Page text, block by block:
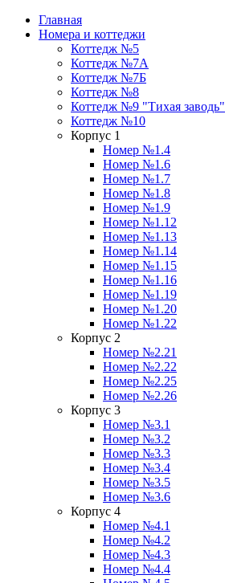
Главная
Номера и коттеджи
Коттедж №5
Коттедж №7А
Коттедж №7Б
Коттедж №8
Коттедж №9 "Тихая заводь"
Коттедж №10
Корпус 1
Номер №1.4
Номер №1.6
Номер №1.7
Номер №1.8
Номер №1.9
Номер №1.12
Номер №1.13
Номер №1.14
Номер №1.15
Номер №1.16
Номер №1.19
Номер №1.20
Номер №1.22
Корпус 2
Номер №2.21
Номер №2.22
Номер №2.25
Номер №2.26
Корпус 3
Номер №3.1
Номер №3.2
Номер №3.3
Номер №3.4
Номер №3.5
Номер №3.6
Корпус 4
Номер №4.1
Номер №4.2
Номер №4.3
Номер №4.4